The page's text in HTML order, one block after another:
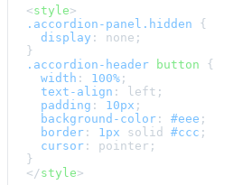
<style>
.accordion-panel .hidden {
display : none;
.accordion-header
button {
width : 100% ;
text-align : left;
padding : 10px ;
background-color : #eee ;
border : 1px solid #ccc ;
cursor : pointer;
</style>